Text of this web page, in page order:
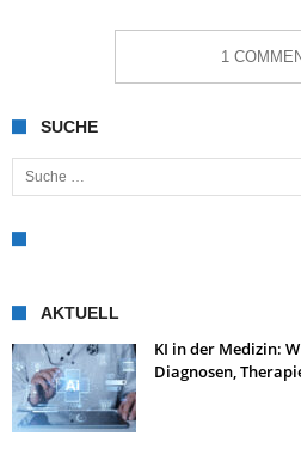
1
SUCHE
Suche nach:
AKTUELL
KI in der Medizin:
Diagnosen,